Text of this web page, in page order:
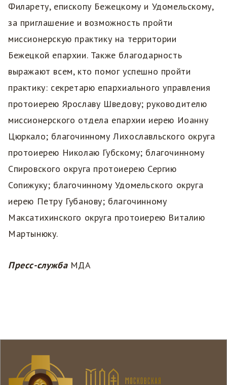
Филарету, епископу Бежецкому и Удомельскому,
за приглашение и возможность пройти
миссионерскую практику на территории
Бежецкой епархии. Также благодарность
выражают всем, кто помог успешно пройти
практику: секретарю епархиального управления
протоиерею Ярославу Шведову; руководителю
миссионерского отдела епархии иерею Иоанну
Цюркало; благочинному Лихославльского округа
протоиерею Николаю Губскому; благочинному
Спировского округа протоиерею Сергию
Сопижуку; благочинному Удомельского округа
иерею Петру Губанову; благочинному
Максатихинского округа протоиерею Виталию
Мартынюку.
Пресс-служба МДА